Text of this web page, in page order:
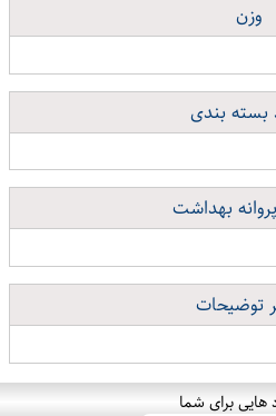
وزن
بسته بندی
بهداشت
توضیحات
هایی برای شما